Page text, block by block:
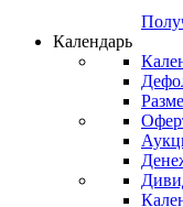
Календарь